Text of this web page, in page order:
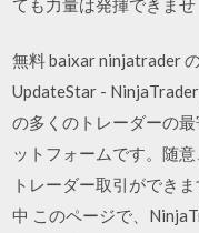
無料 baixar ninjatrader
UpdateStar -
の多くのトレーダーの
ットフォームです。随
トレーダー取引ができ
中 このページで、